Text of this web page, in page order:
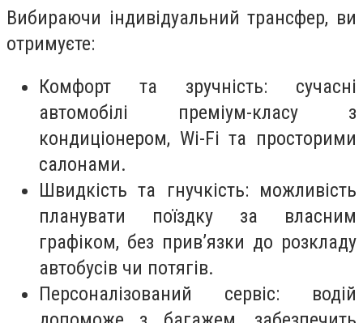
Вибираючи індивідуальний трансфер, ви
отримуєте:
Комфорт та зручність: сучасні
автомобілі преміум-класу з
кондиціонером, Wi-Fi та просторими
салонами.
Швидкість та гнучкість: можливість
планувати поїздку за власним
графіком, без прив’язки до розкладу
автобусів чи потягів.
Персоналізований сервіс: водій